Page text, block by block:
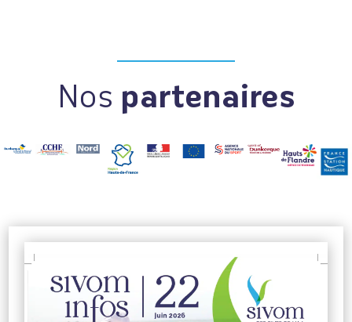
Nos partenaires